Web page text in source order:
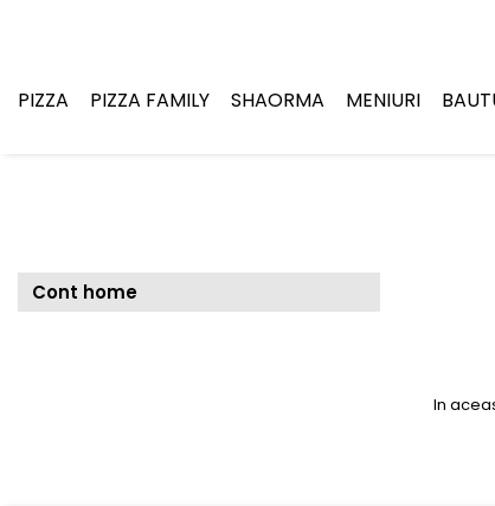
PIZZA PIZZA FAMILY SHAORMA MENIURI
In
Cont home